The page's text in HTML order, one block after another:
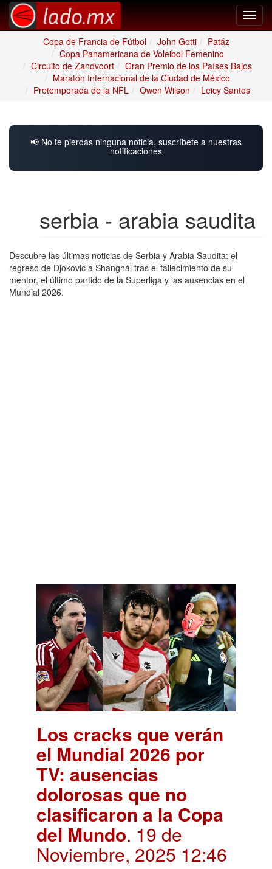
Copa de Francia de Fútbol
John Gotti
Patáz
Copa Panamericana de Voleibol Femenino
Circuito de Zandvoort
Gran Premio de los Países Bajos
Maratón Internacional de la Ciudad de México
Pretemporada de la NFL
Owen Wilson Leicy Santos
📢 No te pierdas ninguna noticia, suscríbete a nuestras
notificaciones
serbia - arabia saudita
Descubre las últimas noticias de Serbia y Arabia Saudita: el
regreso de Djokovic a Shanghái tras el fallecimiento de su
mentor, el último partido de la Superliga y las ausencias en el
Mundial 2026.
Los cracks que verán
el Mundial 2026 por
TV: ausencias
dolorosas que no
clasificaron a la Copa
del Mundo. 19 de
Noviembre, 2025 12:46